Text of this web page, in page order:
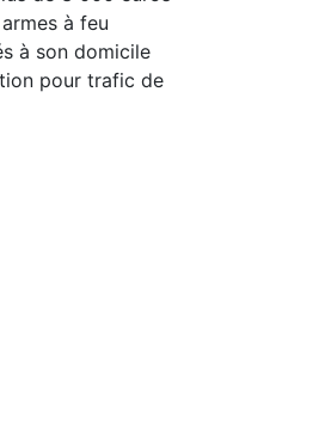
à feu
à son domicile
pour trafic de